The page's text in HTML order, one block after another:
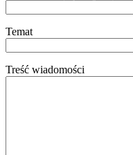
Temat
Treść wiadomości